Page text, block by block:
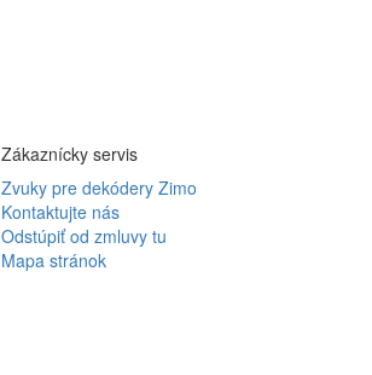
Zákaznícky servis
Zvuky pre dekódery Zimo
Kontaktujte nás
Odstúpiť od zmluvy tu
Mapa stránok